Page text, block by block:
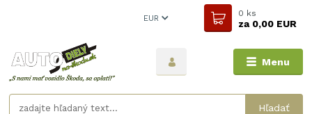
Menu
EUR
Hľadať
0 ks
za0,00 EUR